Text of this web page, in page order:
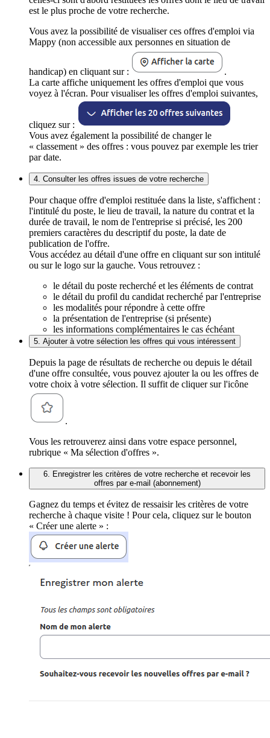
est le plus proche de votre recherche.
Vous avez la possibilité de visualiser ces offres d'emploi via
Mappy (non accessible aux personnes en situation de
handicap) en cliquant sur :
.
La carte affiche uniquement les offres d'emploi que vous
voyez à l'écran. Pour visualiser les offres d'emploi suivantes,
cliquez sur :
Vous avez également la possibilité de changer le
« classement » des offres : vous pouvez par exemple les trier
par date.
4. Consulter les offres issues de votre recherche
Pour chaque offre d'emploi restituée dans la liste, s'affichent :
l'intitulé du poste, le lieu de travail, la nature du contrat et la
durée de travail, le nom de l'entreprise si précisé, les 200
premiers caractères du descriptif du poste, la date de
publication de l'offre.
Vous accédez au détail d'une offre en cliquant sur son intitulé
ou sur le logo sur la gauche. Vous retrouvez :
le détail du poste recherché et les éléments de contrat
le détail du profil du candidat recherché par l'entreprise
les modalités pour répondre à cette offre
la présentation de l'entreprise (si présente)
les informations complémentaires le cas échéant
5. Ajouter à votre sélection les offres qui vous intéressent
Depuis la page de résultats de recherche ou depuis le détail
d'une offre consultée, vous pouvez ajouter la ou les offres de
votre choix à votre sélection. Il suffit de cliquer sur l'icône
.
Vous les retrouverez ainsi dans votre espace personnel,
rubrique « Ma sélection d'offres ».
6. Enregistrer les critères de votre recherche et recevoir les
offres par e-mail (abonnement)
Gagnez du temps et évitez de ressaisir les critères de votre
recherche à chaque visite ! Pour cela, cliquez sur le bouton
« Créer une alerte » :